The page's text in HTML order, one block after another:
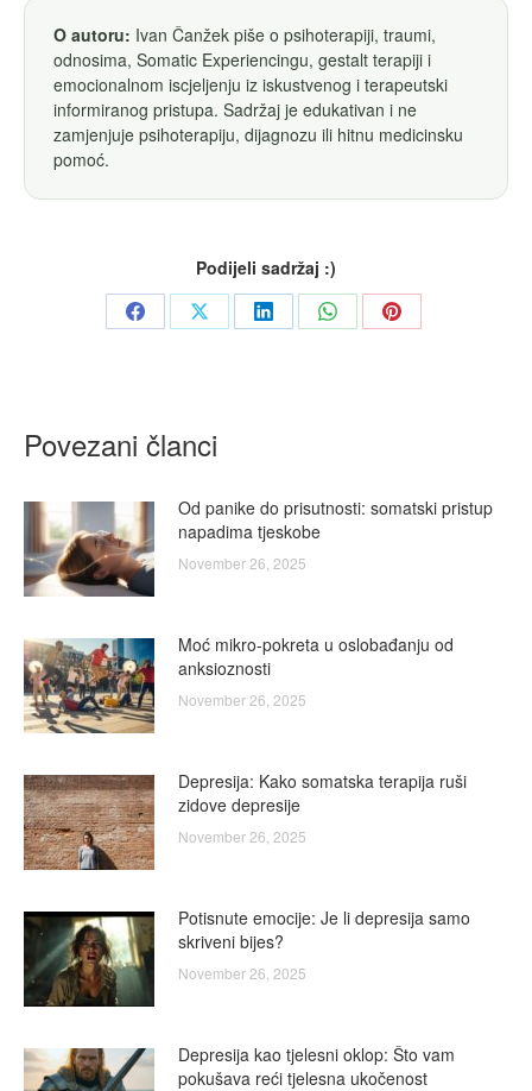
O autoru: Ivan Čanžek piše o psihoterapiji, traumi,
odnosima, Somatic Experiencingu, gestalt terapiji i
emocionalnom iscjeljenju iz iskustvenog i terapeutski
informiranog pristupa. Sadržaj je edukativan i ne
zamjenjuje psihoterapiju, dijagnozu ili hitnu medicinsku
pomoć.
Podijeli sadržaj :)
Share Share Share Share Share
Povezani članci
Od panike do prisutnosti: somatski pristup
napadima tjeskobe
November 26, 2025
Moć mikro-pokreta u oslobađanju od
anksioznosti
November 26, 2025
Depresija: Kako somatska terapija ruši
zidove depresije
November 26, 2025
Potisnute emocije: Je li depresija samo
skriveni bijes?
November 26, 2025
Depresija kao tjelesni oklop: Što vam
pokušava reći tjelesna ukočenost